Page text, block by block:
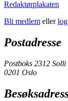
Redaktørplakaten
Bli medlem eller
Postadresse
Postboks 2312 Solli
0201 Oslo